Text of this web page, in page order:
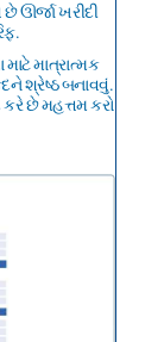
ઊર્જા ખરીદી
માત્રાત્મક
શ્રેષ્ઠ બનાવવું.
છે મહત્તમ કરો